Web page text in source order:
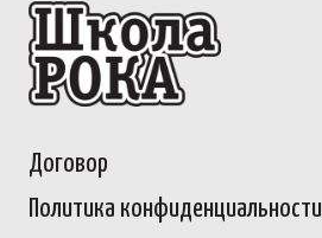
Договор
Политика конфиденциальности